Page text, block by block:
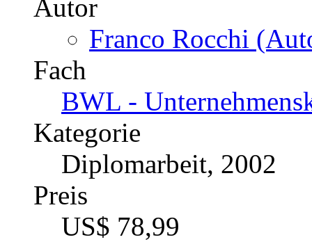
Katalognummer
226242
Autor
Wassim El Kadhi
Fach
BWL -
Organisation
Kategorie